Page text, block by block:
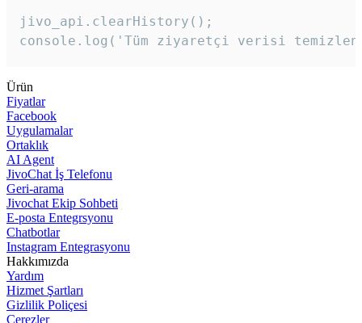
jivo_api.clearHistory();
console.log('Tüm ziyaretçi verisi
Ürün
Fiyatlar
Facebook
Uygulamalar
Ortaklık
AI Agent
JivoChat İş Telefonu
Geri-arama
Jivochat Ekip Sohbeti
E-posta Entegrsyonu
Chatbotlar
Instagram Entegrasyonu
Hakkımızda
Yardım
Hizmet Şartları
Gizlilik Poliçesi
Çerezler